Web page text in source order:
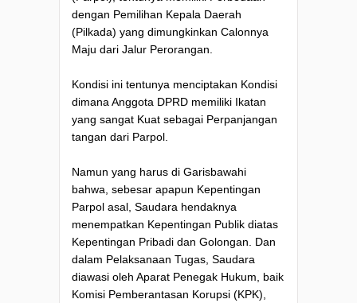
dengan Pemilihan Kepala Daerah
(Pilkada) yang dimungkinkan Calonnya
Maju dari Jalur Perorangan.
Kondisi ini tentunya menciptakan Kondisi
dimana Anggota DPRD memiliki Ikatan
yang sangat Kuat sebagai Perpanjangan
tangan dari Parpol.
Namun yang harus di Garisbawahi
bahwa, sebesar apapun Kepentingan
Parpol asal, Saudara hendaknya
menempatkan Kepentingan Publik diatas
Kepentingan Pribadi dan Golongan. Dan
dalam Pelaksanaan Tugas, Saudara
diawasi oleh Aparat Penegak Hukum, baik
Komisi Pemberantasan Korupsi (KPK),